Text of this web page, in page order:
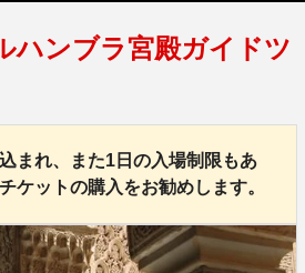
ハンブラ宮殿ガイドツ
まれ、また1日の入場制限もあ
ケットの購入をお勧めします。